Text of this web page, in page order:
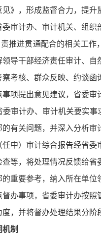
》，形成监督合力，提升
审计办、审计机关、组
推进贯通配合的相关工
导干部经济责任审计、
考核、群众反映、约谈
项提出意见建议，省委
审计办、审计机关要实
有关问题，并深入分析
中）审计综合报告经省
等，将处理情况反馈给
重要参考，纳入所在单
办事项，省委审计办按
，并将督办处理结果分阶
制